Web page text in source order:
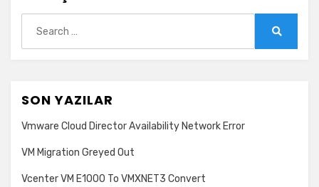
for:
SON YAZILAR
Vmware Cloud Director Availability Network Error
VM Migration Greyed Out
Vcenter VM E1000 To VMXNET3 Convert